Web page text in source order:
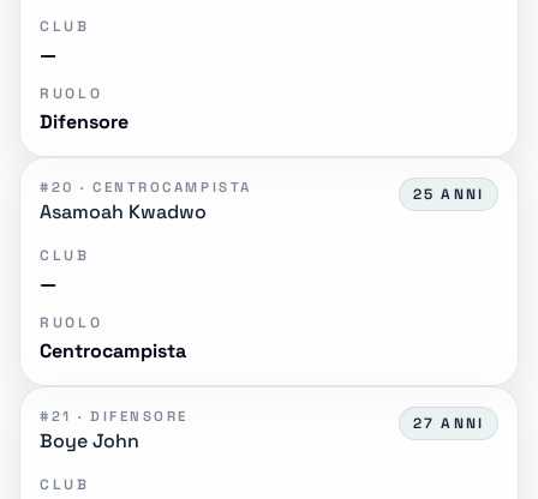
CLUB
—
RUOLO
Difensore
#20 · CENTROCAMPISTA
Asamoah Kwadwo
25 ANNI
CLUB
—
RUOLO
Centrocampista
#21 · DIFENSORE
Boye John
27 ANNI
CLUB